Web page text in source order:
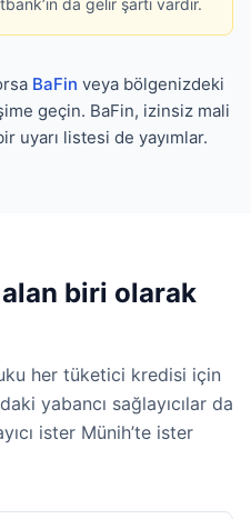
da gelir şartı vardır.
BaFin veya bölgenizdeki
geçin. BaFin, izinsiz mali
uyarı listesi de yayımlar.
biri olarak
her tüketici kredisi için
yabancı sağlayıcılar da
ister Münih’te ister